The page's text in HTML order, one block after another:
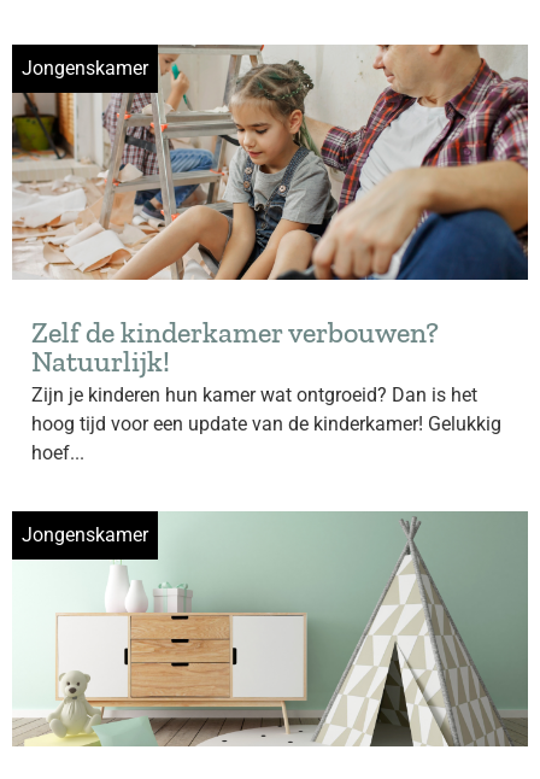
Jongenskamer
Zelf de kinderkamer verbouwen?
Natuurlijk!
Zijn je kinderen hun kamer wat ontgroeid? Dan is het
hoog tijd voor een update van de kinderkamer! Gelukkig
hoef...
Jongenskamer